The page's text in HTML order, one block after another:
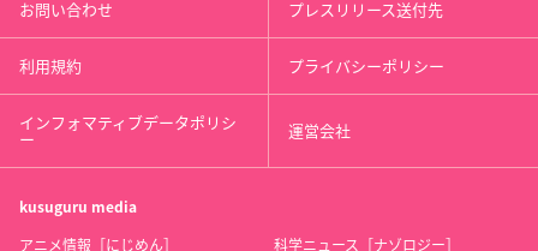
お問い合わせ プレスリリース送付先
利用規約 プライバシーポリシー
インフォマティブデータポリシ
ー 運営会社
kusuguru media
アニメ情報［にじめん］ 科学ニュース［ナゾロジー］